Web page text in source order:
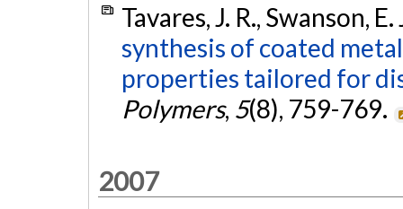
Tavares, J. R., Swanson,
synthesis of coated
properties tailored for
Polymers, 5(8), 759-769.
2007